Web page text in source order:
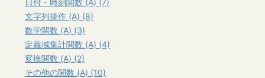
日付・時刻関数 (A) (7)
文字列操作 (A) (8)
数学関数 (A) (3)
定義域集計関数 (A) (4)
変換関数 (A) (2)
その他の関数 (A) (10)